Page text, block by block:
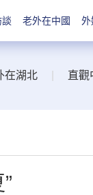
談 老外在中國 外
在湖北 直觀